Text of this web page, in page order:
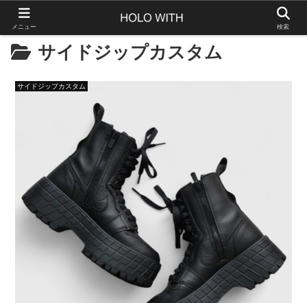
サイドジップカスタム
サイドジップカスタム
メニュー 検索